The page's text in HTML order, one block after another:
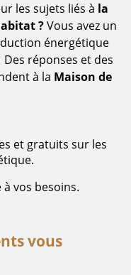
les sujets liés à la
?Vous avez un
énergétique
réponses et des
à la Maison de
et gratuits sur les
vos besoins.
vous